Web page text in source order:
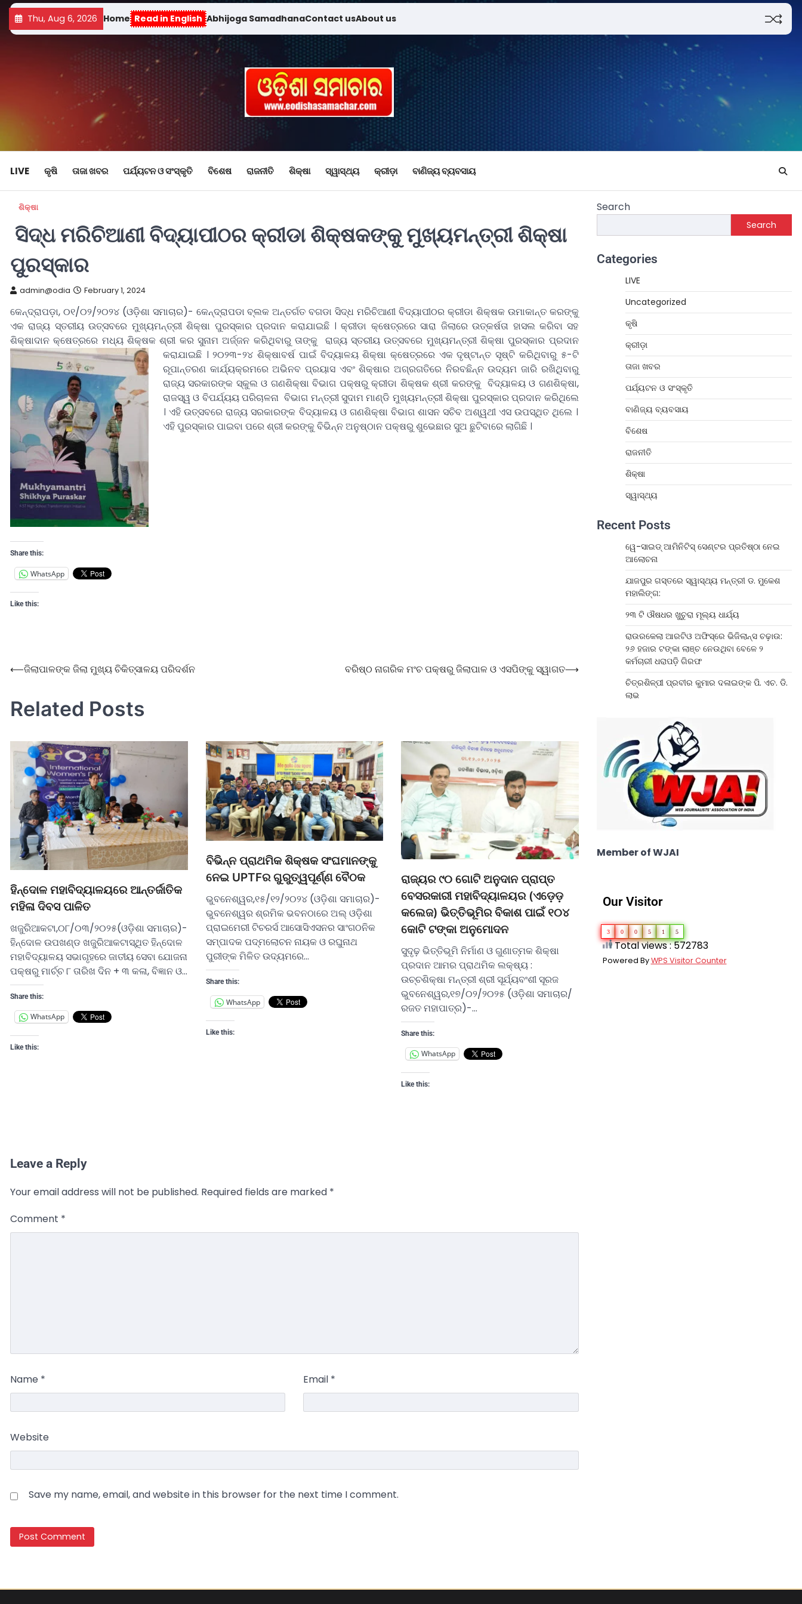
Thu, Aug 6, 2026 Home Read in English Abhijoga SamadhanaContact usAbout us
LIVE କୃଷି ତାଜା ଖବର ପର୍ଯ୍ୟଟନ ଓ ସଂସ୍କୃତି ବିଶେଷ ରାଜନୀତି ଶିକ୍ଷା ସ୍ୱାସ୍ଥ୍ୟ କ୍ରୀଡ଼ା ବାଣିଜ୍ୟ ବ୍ୟବସାୟ
ଶିକ୍ଷା
ସିଦ୍ଧ ମରିଚିଆଣୀ ବିଦ୍ୟାପୀଠର କ୍ରୀଡା ଶିକ୍ଷକଙ୍କୁ ମୁଖ୍ୟମନ୍ତ୍ରୀ ଶିକ୍ଷା
ପୁରସ୍କାର
admin@odia February 1, 2024
କେନ୍ଦ୍ରାପଡ଼ା, ୦୧/୦୨/୨୦୨୪ (ଓଡ଼ିଶା ସମାଚାର)- କେନ୍ଦ୍ରାପଡା ବ୍ଲକ ଅନ୍ତର୍ଗତ ବଗଡା ସିଦ୍ଧ ମରିଚିଆଣୀ ବିଦ୍ୟାପୀଠର କ୍ରୀଡା ଶିକ୍ଷକ ଉମାକାନ୍ତ କରଙ୍କୁ
ଏକ ରାଜ୍ୟ ସ୍ତରୀୟ ଉତ୍ସବରେ ମୁଖ୍ୟମନ୍ତ୍ରୀ ଶିକ୍ଷା ପୁରସ୍କାର ପ୍ରଦାନ କରାଯାଇଛି । କ୍ରୀଡା କ୍ଷେତ୍ରରେ ସାରା ଜିଲାରେ ଉତ୍କର୍ଷତା ହାସଲ କରିବା ସହ
ଶିକ୍ଷାଦାନ କ୍ଷେତ୍ରରେ ମଧ୍ୟ ଶିକ୍ଷକ ଶ୍ରୀ କର ସୁନାମ ଅର୍ଜ୍ଜନ କରିଥିବାରୁ ତାଙ୍କୁ ରାଜ୍ୟ ସ୍ତରୀୟ ଉତ୍ସବରେ ମୁଖ୍ୟମନ୍ତ୍ରୀ ଶିକ୍ଷା ପୁରସ୍କାର ପ୍ରଦାନ
କରାଯାଇଛି । ୨୦୨୩-୨୪ ଶିକ୍ଷାବର୍ଷ ପାଇଁ ବିଦ୍ୟାଳୟ ଶିକ୍ଷା କ୍ଷେତ୍ରରେ ଏକଦୃଷ୍ଟାନ୍ତ ସୃଷ୍ଟି କରିଥିବାରୁ ୫-ଟି
ରୂପାନ୍ତରଣ କାର୍ଯ୍ୟକ୍ରମରେ ଅଭିନବ ପ୍ରୟାସ ଏବଂ ଶିକ୍ଷାର ଅଗ୍ରଗତିରେ ନିରବଛିନ୍ନ ଉଦ୍ୟମ ଜାରି ରଖିଥିବାରୁ
ରାଜ୍ୟ ସରକାରଙ୍କ ସ୍କୁଲ ଓ ଗଣଶିକ୍ଷା ବିଭାଗ ପକ୍ଷରୁ କ୍ରୀଡା ଶିକ୍ଷକ ଶ୍ରୀ କରଙ୍କୁ ବିଦ୍ୟାଳୟ ଓ ଗଣଶିକ୍ଷା,
ରାଜସ୍ୱ ଓ ବିପର୍ଯ୍ୟୟ ପରିଚାଳନା ବିଭାଗ ମନ୍ତ୍ରୀ ସୁଦାମ ମାଣ୍ଡି ମୁଖ୍ୟମନ୍ତ୍ରୀ ଶିକ୍ଷା ପୁରସ୍କାର ପ୍ରଦାନ କରିଥିଲେ
। ଏହି ଉତ୍ସବରେ ରାଜ୍ୟ ସରକାରଙ୍କ ବିଦ୍ୟାଳୟ ଓ ଗଣଶିକ୍ଷା ବିଭାଗ ଶାସନ ସଚିବ ଅଶ୍ୱଥୀ ଏସ ଉପସ୍ଥିତ ଥିଲେ ।
ଏହି ପୁରସ୍କାର ପାଇବା ପରେ ଶ୍ରୀ କରଙ୍କୁ ବିଭିନ୍ନ ଅନୁଷ୍ଠାନ ପକ୍ଷରୁ ଶୁଭେଛାର ସୁଅ ଛୁଟିବାରେ ଲାଗିଛି ।
Share this:
WhatsApp
Like this:
⟵ଜିଲାପାଳଙ୍କ ଜିଲା ମୁଖ୍ୟ ଚିକିତ୍ସାଳୟ ପରିଦର୍ଶନ ବରିଷ୍ଠ ନାଗରିକ ମଂଚ ପକ୍ଷରୁ ଜିଲାପାଳ ଓ ଏସପିଙ୍କୁ ସ୍ୱାଗତ⟶
Related Posts
ହିନ୍ଦୋଳ ମହାବିଦ୍ୟାଳୟରେ ଆନ୍ତର୍ଜାତିକ
ମହିଳା ଦିବସ ପାଳିତ
ଖଜୁରିଆକଟା,୦୮/୦୩/୨୦୨୫(ଓଡ଼ିଶା ସମାଚାର)-
ହିନ୍ଦୋଳ ଉପଖଣ୍ଡ ଖଜୁରିଆକଟାସ୍ଥିତ ହିନ୍ଦୋଳ
ମହାବିଦ୍ୟାଳୟ ସଭାଗୃହରେ ଜାତୀୟ ସେବା ଯୋଜନା
ପକ୍ଷରୁ ମାର୍ଚ୍ଚ ୮ ତାରିଖ ଦିନ + ୩ କଳା, ବିଜ୍ଞାନ ଓ…
Share this:
WhatsApp
Like this:
ବିଭିନ୍ନ ପ୍ରାଥମିକ ଶିକ୍ଷକ ସଂଘମାନଙ୍କୁ
ନେଇ UPTFର ଗୁରୁତ୍ୱପୂର୍ଣ୍ଣ ବୈଠକ
ଭୁବନେଶ୍ୱର,୧୫/୧୨/୨୦୨୪ (ଓଡ଼ିଶା ସମାଚାର)-
ଭୁବନେଶ୍ୱର ଶ୍ରମିକ ଭବନଠାରେ ଅଲ୍ ଓଡ଼ିଶା
ପ୍ରାଇମେରୀ ଟିଚରର୍ସ ଆସୋସିଏସନର ସାଂଗଠନିକ
ସମ୍ପାଦକ ପଦ୍ମଲୋଚନ ନାୟକ ଓ ରଘୁନାଥ
ପୁରୀଙ୍କ ମିଳିତ ଉଦ୍ୟମରେ…
Share this:
WhatsApp
Like this:
ରାଜ୍ୟର ୯୦ ଗୋଟି ଅନୁଦାନ ପ୍ରାପ୍ତ
ବେସରକାରୀ ମହାବିଦ୍ୟାଳୟର (ଏଡ଼େଡ଼
କଲେଜ) ଭିତ୍ତିଭୂମିର ବିକାଶ ପାଇଁ ୧୦୪
କୋଟି ଟଙ୍କା ଅନୁମୋଦନ
ସୁଦୃଢ଼ ଭିତ୍ତିଭୂମି ନିର୍ମାଣ ଓ ଗୁଣାତ୍ମକ ଶିକ୍ଷା
ପ୍ରଦାନ ଆମର ପ୍ରାଥମିକ ଲକ୍ଷ୍ୟ :
ଉଚ୍ଚଶିକ୍ଷା ମନ୍ତ୍ରୀ ଶ୍ରୀ ସୂର୍ଯ୍ୟବଂଶୀ ସୂରଜ
ଭୁବନେଶ୍ୱର,୧୭/୦୨/୨୦୨୫ (ଓଡ଼ିଶା ସମାଚାର/
ରଜତ ମହାପାତ୍ର)-…
Share this:
WhatsApp
Like this:
Leave a Reply
Your email address will not be published. Required fields are marked *
Comment *
Name * Email *
Website
Save my name, email, and website in this browser for the next time I comment.
Search
Search
Categories
LIVE
Uncategorized
କୃଷି
କ୍ରୀଡ଼ା
ତାଜା ଖବର
ପର୍ଯ୍ୟଟନ ଓ ସଂସ୍କୃତି
ବାଣିଜ୍ୟ ବ୍ୟବସାୟ
ବିଶେଷ
ରାଜନୀତି
ଶିକ୍ଷା
ସ୍ୱାସ୍ଥ୍ୟ
Recent Posts
ୱେ-ସାଇଡ୍‌ ଆମିନିଟିସ୍‌ ସେଣ୍ଟର ପ୍ରତିଷ୍ଠା ନେଇ
ଆଲୋଚନା
ଯାଜପୁର ଗସ୍ତରେ ସ୍ୱାସ୍ଥ୍ୟ ମନ୍ତ୍ରୀ ଡ. ମୁକେଶ
ମହାଲିଙ୍ଗ:
୨୩ ଟି ଔଷଧର ଖୁଚୁରା ମୂଲ୍ୟ ଧାର୍ଯ୍ୟ
ରାଉରକେଲା ଆରଟିଓ ଅଫିସ୍‌ରେ ଭିଜିଲାନ୍ସ ଚଢ଼ାଉ:
୨୬ ହଜାର ଟଙ୍କା ଲାଞ୍ଚ ନେଉଥିବା ବେଳେ ୨
କର୍ମଚାରୀ ଧରାପଡ଼ି ଗିରଫ
ଚିତ୍ରଶିଳ୍ପୀ ପ୍ରବୀର କୁମାର ଦଳାଇଙ୍କ ପି. ଏଚ. ଡି.
ଲାଭ
Member of WJAI
Our Visitor
3 0 0 5 1 5
Total views : 572783
Powered ByWPS Visitor Counter